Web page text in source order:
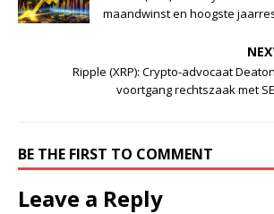
maandwinst en hoogste
Ripple (XRP): Crypto-advocaat
voortgang rechtszaak met
BE THE FIRST TO COMMENT
Leave a Reply